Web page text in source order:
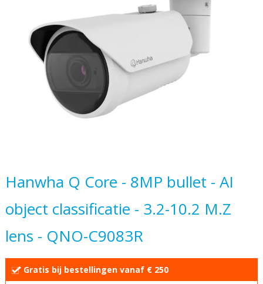
afbeeldingen-
gallerij
Ga
naar
het
begin
van
gallerij
Hanwha Q Core - 8MP bullet - AI
object classificatie - 3.2-10.2 M.Z
lens - QNO-C9083R
Gratis bij bestellingen vanaf € 250